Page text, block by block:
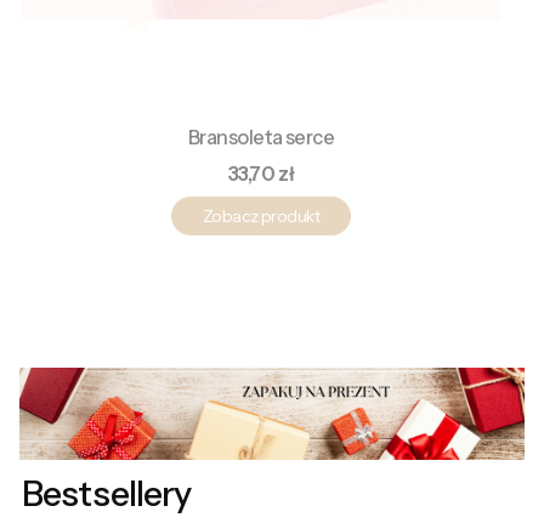
Bransoleta serce
Cena
33,70 zł
Zobacz produkt
Bestsellery